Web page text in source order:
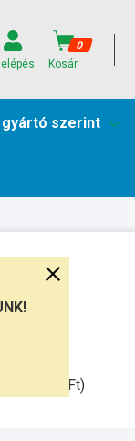
0
Kosár
szerint
3.500Ft)